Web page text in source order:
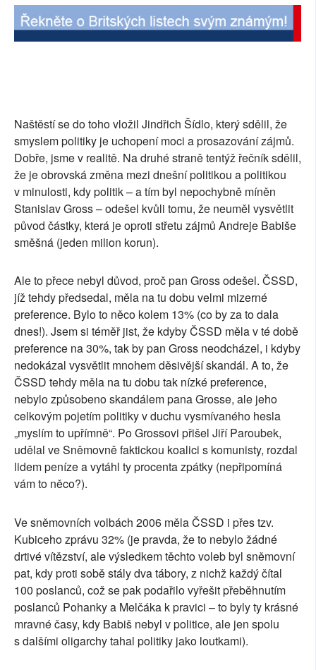
Naštěstí se do toho vložil Jindřich Šídlo, který sdělil, že
smyslem politiky je uchopení moci a prosazování zájmů.
Dobře, jsme v realitě. Na druhé straně tentýž řečník sdělil,
že je obrovská změna mezi dnešní politikou a politikou
v minulosti, kdy politik – a tím byl nepochybně míněn
Stanislav Gross – odešel kvůli tomu, že neuměl vysvětlit
původ částky, která je oproti střetu zájmů Andreje Babiše
směšná (jeden milion korun).
Ale to přece nebyl důvod, proč pan Gross odešel. ČSSD,
jíž tehdy předsedal, měla na tu dobu velmi mizerné
preference. Bylo to něco kolem 13% (co by za to dala
dnes!). Jsem si téměř jist, že kdyby ČSSD měla v té době
preference na 30%, tak by pan Gross neodcházel, i kdyby
nedokázal vysvětlit mnohem děsivější skandál. A to, že
ČSSD tehdy měla na tu dobu tak nízké preference,
nebylo způsobeno skandálem pana Grosse, ale jeho
celkovým pojetím politiky v duchu vysmívaného hesla
„myslím to upřímně“. Po Grossovi přišel Jiří Paroubek,
udělal ve Sněmovně faktickou koalici s komunisty, rozdal
lidem peníze a vytáhl ty procenta zpátky (nepřipomíná
vám to něco?).
Ve sněmovních volbách 2006 měla ČSSD i přes tzv.
Kubiceho zprávu 32% (je pravda, že to nebylo žádné
drtivé vítězství, ale výsledkem těchto voleb byl sněmovní
pat, kdy proti sobě stály dva tábory, z nichž každý čítal
100 poslanců, což se pak podařilo vyřešit přeběhnutím
poslanců Pohanky a Melčáka k pravici – to byly ty krásné
mravné časy, kdy Babiš nebyl v politice, ale jen spolu
s dalšími oligarchy tahal politiky jako loutkami).